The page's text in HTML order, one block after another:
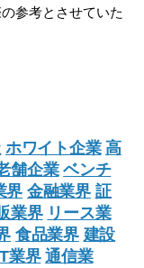
参考とさせていた
ホワイト企業 高
舗企業 ベンチ
界 金融業界 証
業界 リース業
食品業界 建設
業界 通信業